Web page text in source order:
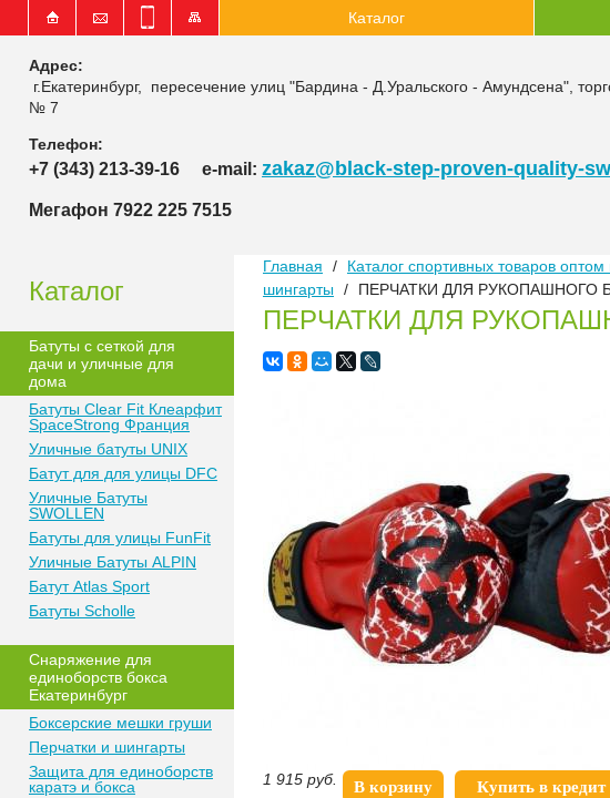
Каталог
Адрес:
г.Екатеринбург, пересечение улиц "Бардина - Д.Уральского - Амундсена",
№ 7
Телефон:
+7 (343) 213-39-16 e-mail: zakaz@black-step-proven-quality-
Мегафон 7922 225 7515
Каталог
Батуты с сеткой для
дачи и уличные для
дома
Батуты Clear Fit Клеарфит
SpaceStrong Франция
Уличные батуты UNIX
Батут для для улицы DFC
Уличные Батуты
SWOLLEN
Батуты для улицы FunFit
Уличные Батуты ALPIN
Батут Atlas Sport
Батуты Scholle
Снаряжение для
единоборств бокса
Екатеринбург
Боксерские мешки груши
Перчатки и шингарты
Защита для единоборств
каратэ и бокса
Главная / Каталог спортивных товаров оптом
шингарты / ПЕРЧАТКИ ДЛЯ РУКОПАШНОГО
ПЕРЧАТКИ ДЛЯ
1 915 руб. В корзину
Купить в кредит